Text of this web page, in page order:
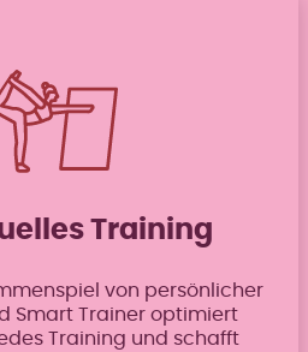
Training
von persönlicher
Smart Trainer optimiert
Training und schafft